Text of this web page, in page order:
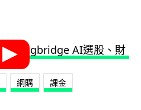
網購 課金